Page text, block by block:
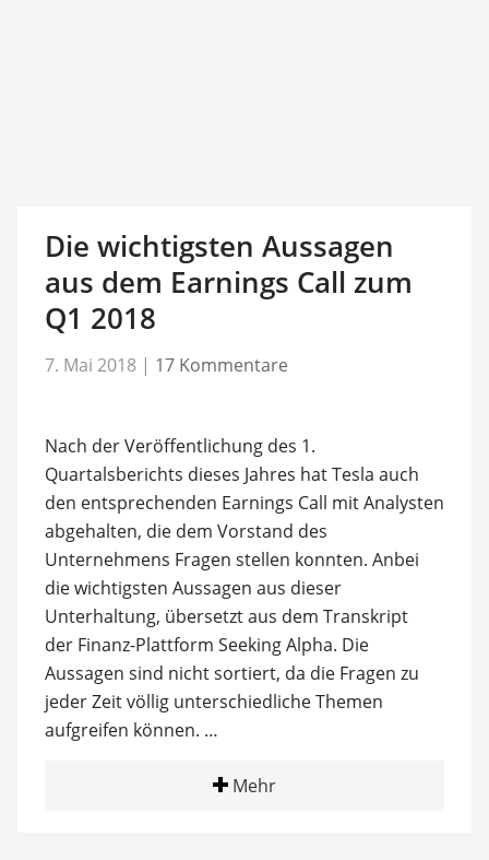
Die wichtigsten Aussagen
aus dem Earnings Call zum
Q1 2018
7. Mai 2018 | 17 Kommentare
Nach der Veröffentlichung des 1.
Quartalsberichts dieses Jahres hat Tesla auch
den entsprechenden Earnings Call mit Analysten
abgehalten, die dem Vorstand des
Unternehmens Fragen stellen konnten. Anbei
die wichtigsten Aussagen aus dieser
Unterhaltung, übersetzt aus dem Transkript
der Finanz-Plattform Seeking Alpha. Die
Aussagen sind nicht sortiert, da die Fragen zu
jeder Zeit völlig unterschiedliche Themen
aufgreifen können. …
Mehr